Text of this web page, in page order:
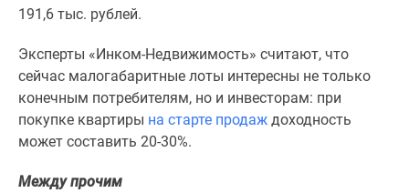
программы
Новости
недвижимости
Мнение
эксперта
Аналитика
Покупателю
191,6 тыс. рублей.
Эксперты «Инком-Недвижимость» считают, что
сейчас малогабаритные лоты интересны не только
конечным потребителям, но и инвесторам: при
покупке квартиры на старте продаж доходность
может составить 20-30%.
Между прочим